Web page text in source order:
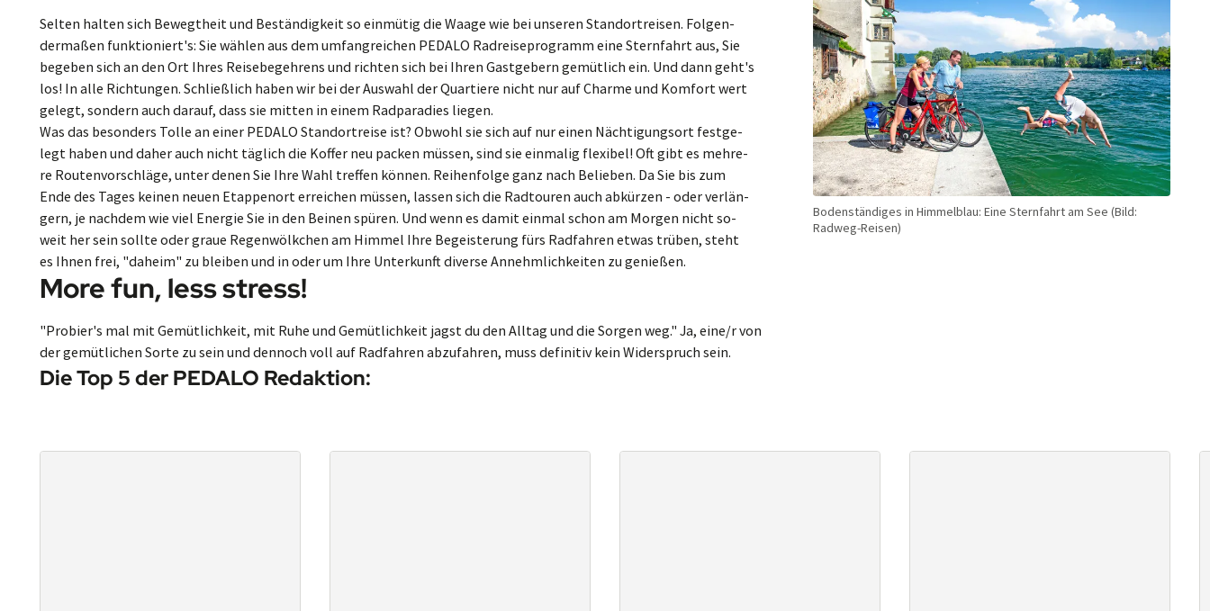
Selten halten sich Bewegt­heit und Be­stän­dig­keit so ein­mü­tig die Waage wie bei un­se­ren Stand­ort­rei­sen. Fol­gen­
der­ma­ßen funk­ti­o­niert's: Sie wäh­len aus dem um­fang­rei­chen PEDALO Rad­rei­se­pro­gramm eine Stern­fahrt aus, Sie
be­ge­ben sich an den Ort Ihres Rei­se­be­geh­rens und rich­ten sich bei Ihren Gast­ge­bern ge­müt­lich ein. Und dann geht's
los! In alle Rich­tun­gen. Schließ­lich ha­ben wir bei der Aus­wahl der Quar­tie­re nicht nur auf Charme und Kom­fort wert
ge­legt, son­dern auch da­rauf, dass sie mit­ten in einem Rad­pa­ra­dies liegen.
Was das besonders Tolle an einer PEDALO Stand­ort­rei­se ist? Ob­wohl sie sich auf nur einen Näch­ti­gungs­ort fest­ge­
legt ha­ben und da­her auch nicht täg­lich die Kof­fer neu pa­cken müssen, sind sie ein­ma­lig fle­xi­bel! Oft gibt es meh­re­
re Rou­ten­vor­schlä­ge, unter de­nen Sie Ihre Wahl tref­fen kön­nen. Rei­hen­fol­ge ganz nach Be­lie­ben. Da Sie bis zum
Ende des Ta­ges kei­nen neuen Etap­pen­ort er­rei­chen müs­sen, las­sen sich die Rad­tou­ren auch ab­kürzen - oder ver­län­
gern, je nach­dem wie viel Ener­gie Sie in den Bei­nen spü­ren. Und wenn es da­mit ein­mal schon am Mor­gen nicht so­
weit her sein sollte oder graue Re­gen­wölk­chen am Himmel Ihre Be­geis­te­rung fürs Rad­fah­ren et­was trü­ben, steht
es Ihnen frei, "da­heim" zu blei­ben und in oder um Ihre Un­ter­kunft di­ver­se An­nehm­lich­kei­ten zu ge­nießen.
Bodenständiges in Himmel­blau: Eine Stern­fahrt am See (Bild:
Radweg-Reisen)
More fun, less stress!
"Probier's mal mit Gemüt­lich­keit, mit Ruhe und Ge­müt­lich­keit jagst du den All­tag und die Sor­gen weg." Ja, eine/r von
der ge­müt­li­chen Sor­te zu sein und den­noch voll auf Rad­fah­ren ab­zu­fah­ren, muss de­fi­ni­tiv kein Wi­der­spruch sein.
Die Top 5 der PEDALO Redaktion: